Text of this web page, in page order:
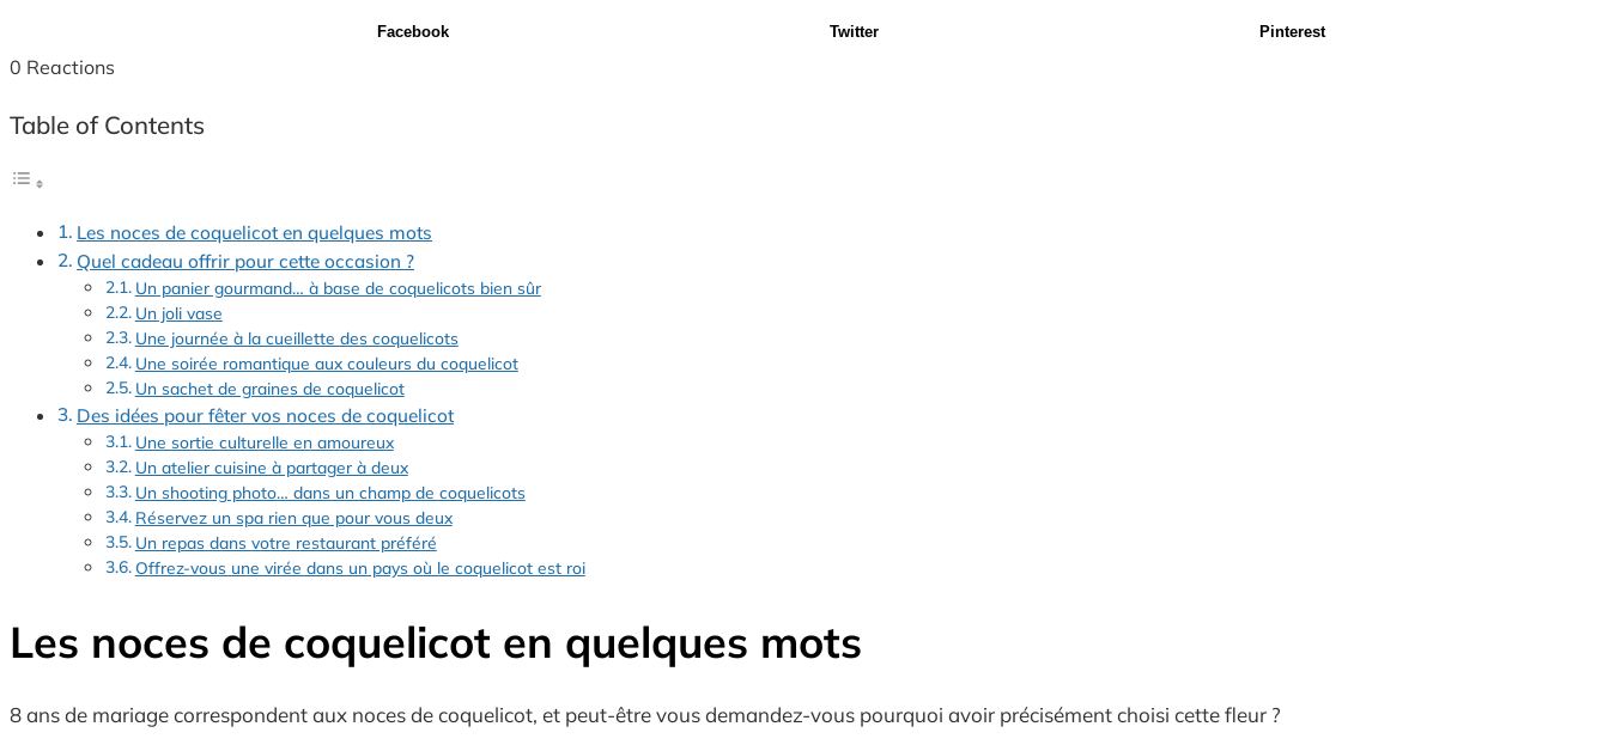
Facebook Twitter Pinterest
0 Reactions
Table of Contents
Les noces de coquelicot en quelques mots
Quel cadeau offrir pour cette occasion ?
Un panier gourmand… à base de coquelicots bien sûr
Un joli vase
Une journée à la cueillette des coquelicots
Une soirée romantique aux couleurs du coquelicot
Un sachet de graines de coquelicot
Des idées pour fêter vos noces de coquelicot
Une sortie culturelle en amoureux
Un atelier cuisine à partager à deux
Un shooting photo… dans un champ de coquelicots
Réservez un spa rien que pour vous deux
Un repas dans votre restaurant préféré
Offrez-vous une virée dans un pays où le coquelicot est roi
Les noces de coquelicot en quelques mots
8 ans de mariage correspondent aux noces de coquelicot, et peut-être vous demandez-vous pourquoi avoir précisément choisi cette fleur ?